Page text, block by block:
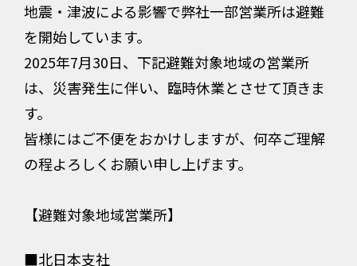
地震・津波による影響で弊社一部営業所は避難
を開始しています。
2025年7月30日、下記避難対象地域の営業所
は、災害発生に伴い、臨時休業とさせて頂きま
す。
皆様にはご不便をおかけしますが、何卒ご理解
の程よろしくお願い申し上げます。
【避難対象地域営業所】
■北日本支社